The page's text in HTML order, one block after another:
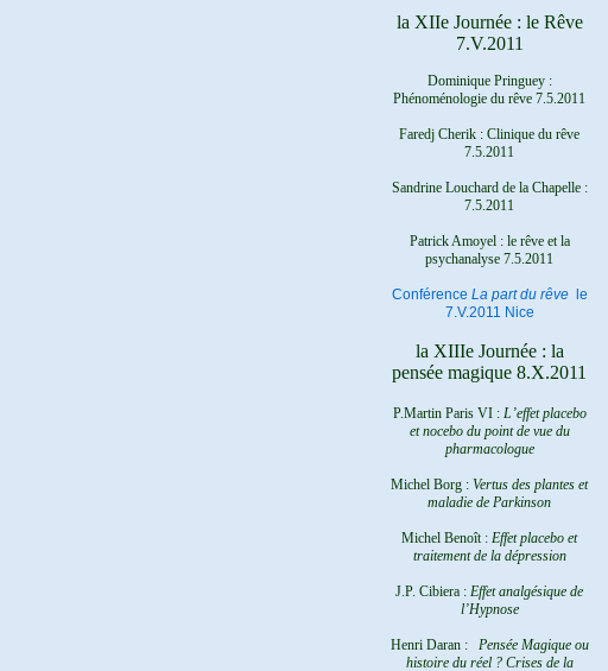
la XIIe Journée : le Rêve
7.V.2011
Dominique Pringuey :
Phénoménologie du rêve 7.5.2011
Faredj Cherik : Clinique du rêve
7.5.2011
Sandrine Louchard de la Chapelle :
7.5.2011
Patrick Amoyel : le rêve et la
psychanalyse 7.5.2011
Conférence La part du rêve
le
7.V.2011 Nice
la XIIIe Journée : la
pensée magique 8.X.2011
P.Martin Paris VI : L’effet placebo
et nocebo du point de vue du
pharmacologue
Michel Borg : Vertus des plantes et
maladie de Parkinson
Michel Benoît : Effet placebo et
traitement de la dépression
J.P. Cibiera : Effet analgésique de
l’Hypnose
Henri Daran : Pensée Magique ou
histoire du réel ?Crises de la